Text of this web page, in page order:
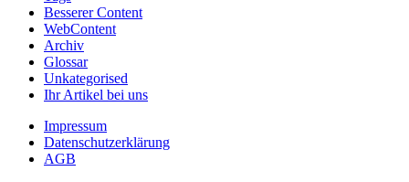
Besserer Content
WebContent
Archiv
Glossar
Unkategorised
Ihr Artikel bei uns
Impressum
Datenschutzerklärung
AGB